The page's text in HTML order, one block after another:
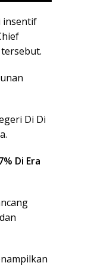
insentif
Di Di
.
Di Era